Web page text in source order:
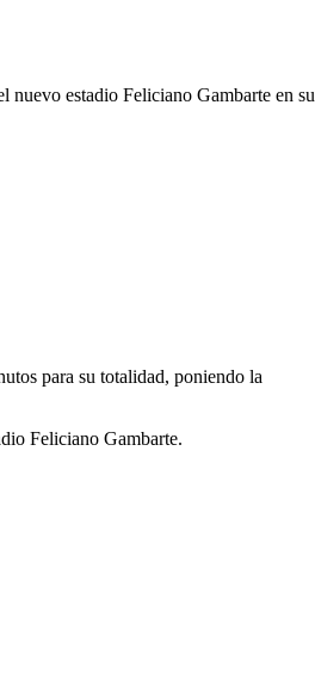
nuevo estadio Feliciano Gambarte en su
para su totalidad, poniendo la
Feliciano Gambarte.